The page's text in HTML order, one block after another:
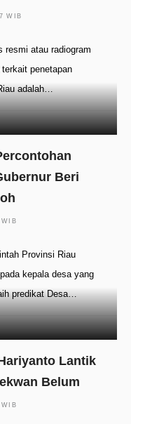
WIB
resmi atau radiogram
penetapan
adalah…
Beri
Provinsi Riau
kepala desa yang
predikat Desa…
Lantik
Belum